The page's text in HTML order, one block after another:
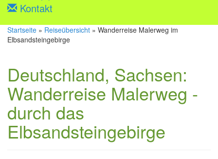
Kontakt
Startseite » Reiseübersicht » Wanderreise Malerweg im
Elbsandsteingebirge
Deutschland, Sachsen:
Wanderreise Malerweg -
durch das
Elbsandsteingebirge